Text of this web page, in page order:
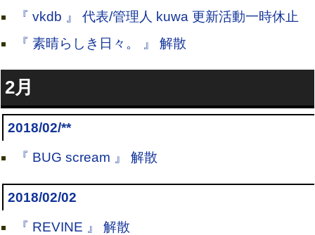
『 vkdb 』 代表/管理人 kuwa 更新活動一時休止
『 素晴らしき日々。 』 解散
2月
2018/02/**
『 BUG scream 』 解散
2018/02/02
『 REVINE 』 解散